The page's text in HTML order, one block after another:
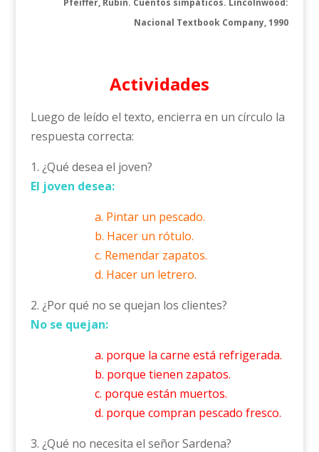
Pfeiffer, Rubin. Cuentos simpáticos. Lincolnwood:
Nacional Textbook Company, 1990
Actividades
Luego de leído el texto, encierra en un círculo la
respuesta correcta:
1. ¿Qué desea el joven?
El joven desea:
a. Pintar un pescado.
b. Hacer un rótulo.
c. Remendar zapatos.
d. Hacer un letrero.
2. ¿Por qué no se quejan los clientes?
No se quejan:
a. porque la carne está refrigerada.
b. porque tienen zapatos.
c. porque están muertos.
d. porque compran pescado fresco.
3. ¿Qué no necesita el señor Sardena?